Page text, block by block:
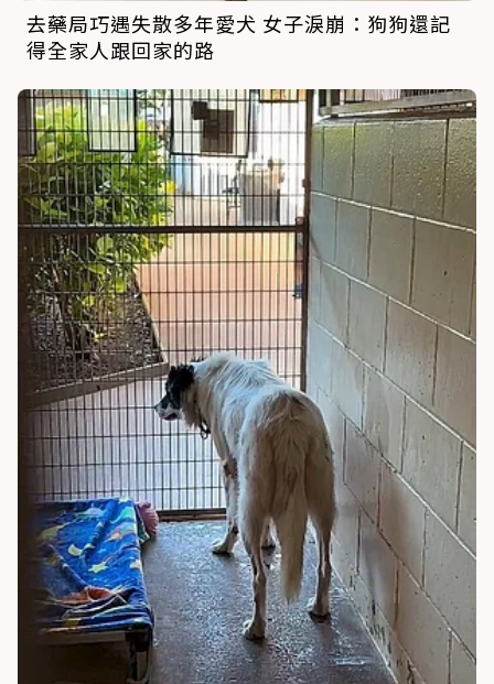
去藥局巧遇失散多年愛犬 女子淚崩：狗狗還記
得全家人跟回家的路